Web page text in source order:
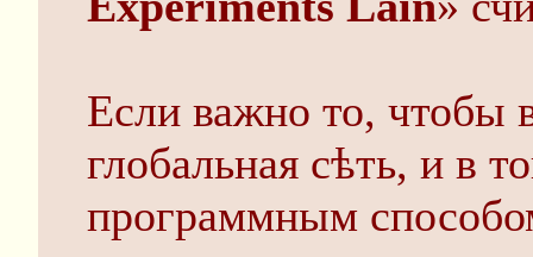
Если важно то, чтобы
глобальная сѣть, и в
программным